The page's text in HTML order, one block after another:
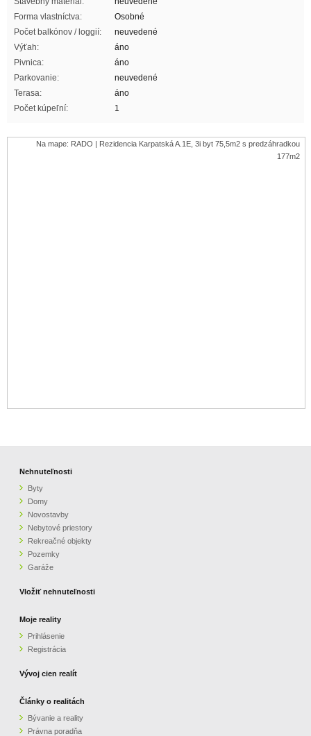
Forma vlastníctva:
Osobné
Počet balkónov / loggií:
neuvedené
Výťah:
áno
Pivnica:
áno
Parkovanie:
neuvedené
Terasa:
áno
Počet kúpeľní:
1
Na mape: RADO | Rezidencia Karpatská A.1E, 3i byt 75,5m2 s predzáhradkou
177m2
Nehnuteľnosti
Byty
Domy
Novostavby
Nebytové priestory
Rekreačné objekty
Pozemky
Garáže
Vložiť nehnuteľnosti
Moje reality
Prihlásenie
Registrácia
Vývoj cien realít
Články o realitách
Bývanie a reality
Právna poradňa